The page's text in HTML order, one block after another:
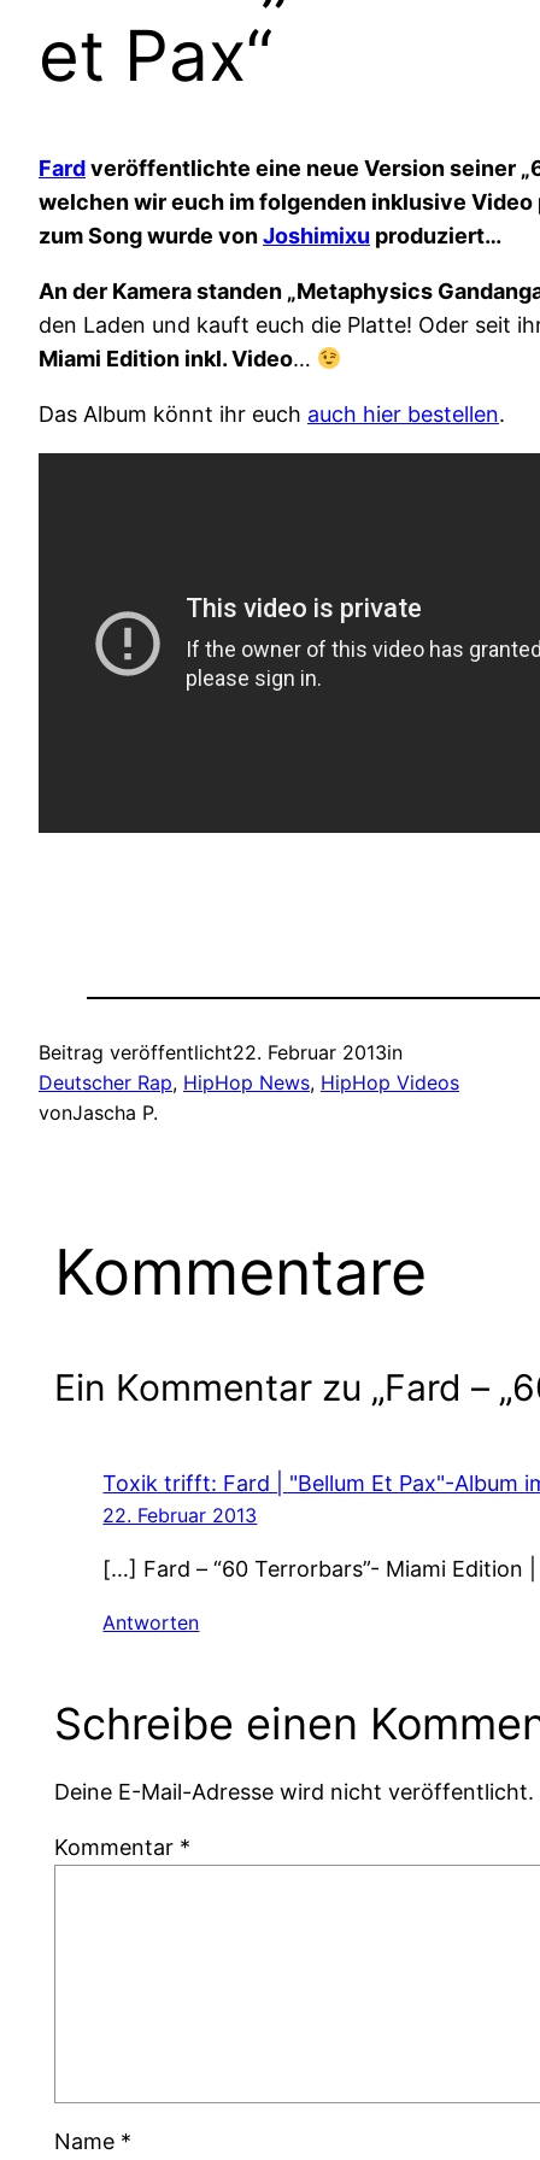
et Pax“
Fardveröffentlichte eine neue Version seiner
welchen wir euch im folgenden inklusive Video
zum Song wurde vonJoshimixu produziert…
An der Kamera standen „Metaphysics
den Laden und kauft euch die Platte! Oder seit
Miami Edition inkl. Video…
Das Album könnt ihr euch auch hier bestellen.
Beitrag veröffentlicht22. Februar 2013in
Deutscher Rap, HipHop News, HipHop Videos
vonJascha P.
Kommentare
Ein Kommentar zu „Fard –
Toxik trifft: Fard | "Bellum Et Pax"-Album
22. Februar 2013
[…] Fard – “60 Terrorbars”- Miami Edition
Antworten
Schreibe einen
Deine E-Mail-Adresse wird nicht veröffentlicht.
Kommentar *
Name *